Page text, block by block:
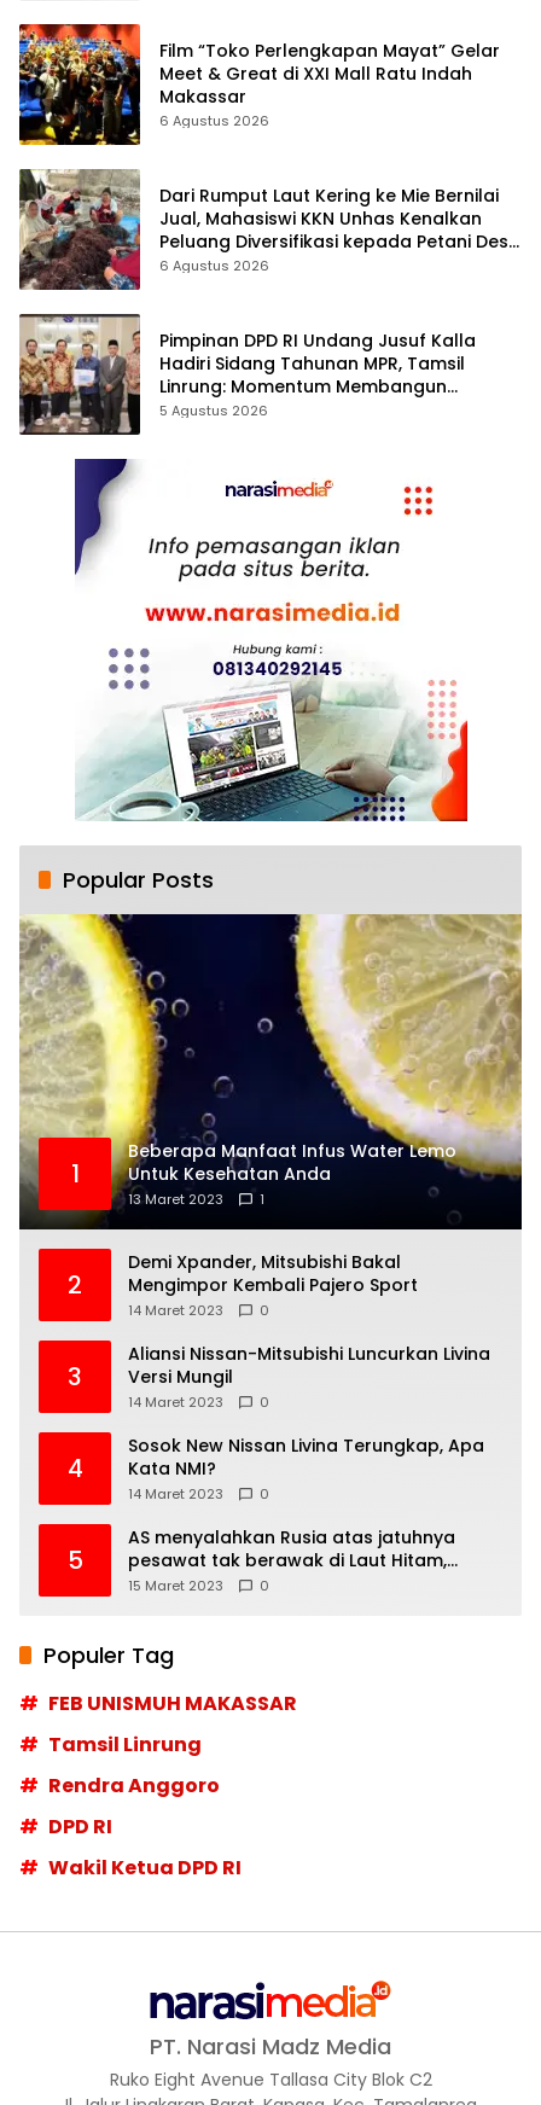
Film “Toko Perlengkapan Mayat” Gelar
Meet & Great di XXI Mall Ratu Indah
Makassar
6 Agustus 2026
Dari Rumput Laut Kering ke Mie Bernilai
Jual, Mahasiswi KKN Unhas Kenalkan
Peluang Diversifikasi kepada Petani Desa
Baruga
6 Agustus 2026
Pimpinan DPD RI Undang Jusuf Kalla
Hadiri Sidang Tahunan MPR, Tamsil
Linrung: Momentum Membangun
Solidaritas Kepemimpinan Bangsa
5 Agustus 2026
Popular Posts
1
Beberapa Manfaat Infus Water Lemo
Untuk Kesehatan Anda
13 Maret 2023 1
2
Demi Xpander, Mitsubishi Bakal
Mengimpor Kembali Pajero Sport
14 Maret 2023 0
3
Aliansi Nissan-Mitsubishi Luncurkan Livina
Versi Mungil
14 Maret 2023 0
4
Sosok New Nissan Livina Terungkap, Apa
Kata NMI?
14 Maret 2023 0
5
AS menyalahkan Rusia atas jatuhnya
pesawat tak berawak di Laut Hitam,
Moskow menyangkal
15 Maret 2023 0
Populer Tag
FEB UNISMUH MAKASSAR
Tamsil Linrung
Rendra Anggoro
DPD RI
Wakil Ketua DPD RI
PT. Narasi Madz Media
Ruko Eight Avenue Tallasa City Blok C2